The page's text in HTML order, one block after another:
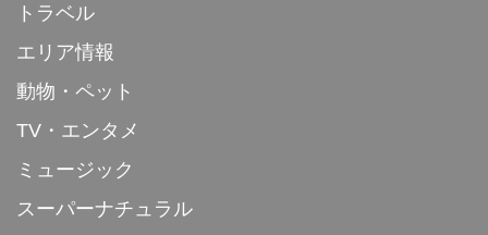
トラベル
エリア情報
動物・ペット
TV・エンタメ
ミュージック
スーパーナチュラル